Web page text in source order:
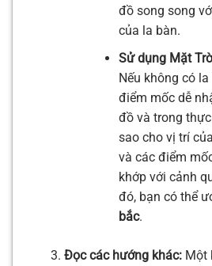
đồ song song
của la bàn.
Sử dụng Mặt
Nếu không có
điểm mốc dễ
đồ và trong
sao cho vị trí
và các điểm
khớp với cảnh
đó, bạn có thể
bắc.
Đọc các hướng khác:Một